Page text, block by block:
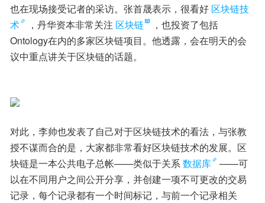
也在现场接受记者的采访。张首晟表示，很看好 区块链技
术
，丹华资本非常关注 区块链
，也投资了包括
Ontology在内的多家区块链项目。他透露，会在明天的会
议中重点讲关于区块链的话题。
对此，李帅也发表了自己对于区块链技术的看法，与张教
授不谋而合的是，大家都非常看好区块链技术的发展。区
块链是一本公共电子总帐——类似于关系数据库
——可
以在不同用户之间公开分享，并创建一项不可更改的交易
记录，每个记录都有一个时间标记，与前一个记录相关